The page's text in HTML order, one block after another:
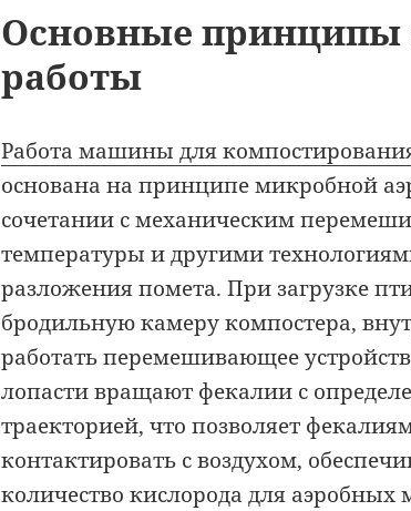
Основные принципы
работы
Работа машины для
основана на принципе микробной
сочетании с механическим
температуры и другими
разложения помета. При загрузке
бродильную камеру компостера,
работать перемешивающее
лопасти вращают фекалии с
траекторией, что позволяет
контактировать с воздухом,
количество кислорода для